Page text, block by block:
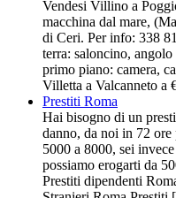
Vendesi Villino a
macchina dal mare,
di Ceri. Per info: 338
terra: saloncino,
primo piano: camera,
Villetta a Valcanneto
Prestiti Roma
Hai bisogno di un
danno, da noi in 72
5000 a 8000, sei
possiamo erogarti da
Prestiti dipendenti